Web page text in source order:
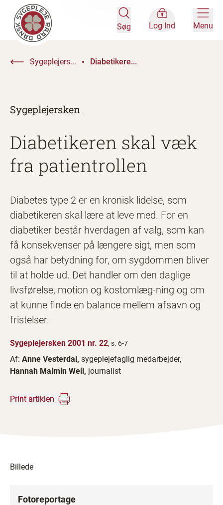
Søg Log Ind Menu
Sygeplejers... Diabetikere...
Sygeplejersken
Diabetikeren skal væk
fra patientrollen
Diabetes type 2 er en kronisk lidelse, som
diabetikeren skal lære at leve med. For en
diabetiker består hverdagen af valg, som kan
få konsekvenser på længere sigt, men som
også har betydning for, om sygdommen bliver
til at holde ud. Det handler om den daglige
livsførelse, motion og kostomlæg-ning og om
at kunne finde en balance mellem afsavn og
fristelser.
Sygeplejersken 2001 nr. 22, s. 6-7
Af: Anne Vesterdal, sygeplejefaglig medarbejder,
Hannah Maimin Weil, journalist
Print artiklen
Billede
Fotoreportage